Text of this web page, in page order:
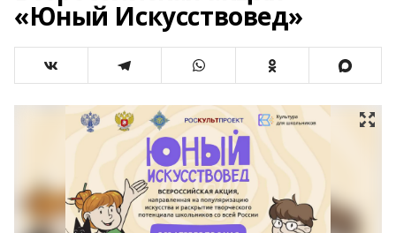
«Юный Искусствовед»